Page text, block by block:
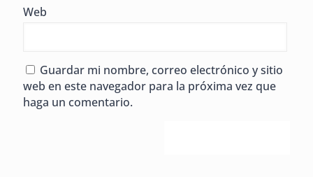
Web
Guardar mi nombre, correo electrónico y sitio
web en este navegador para la próxima vez que
haga un comentario.